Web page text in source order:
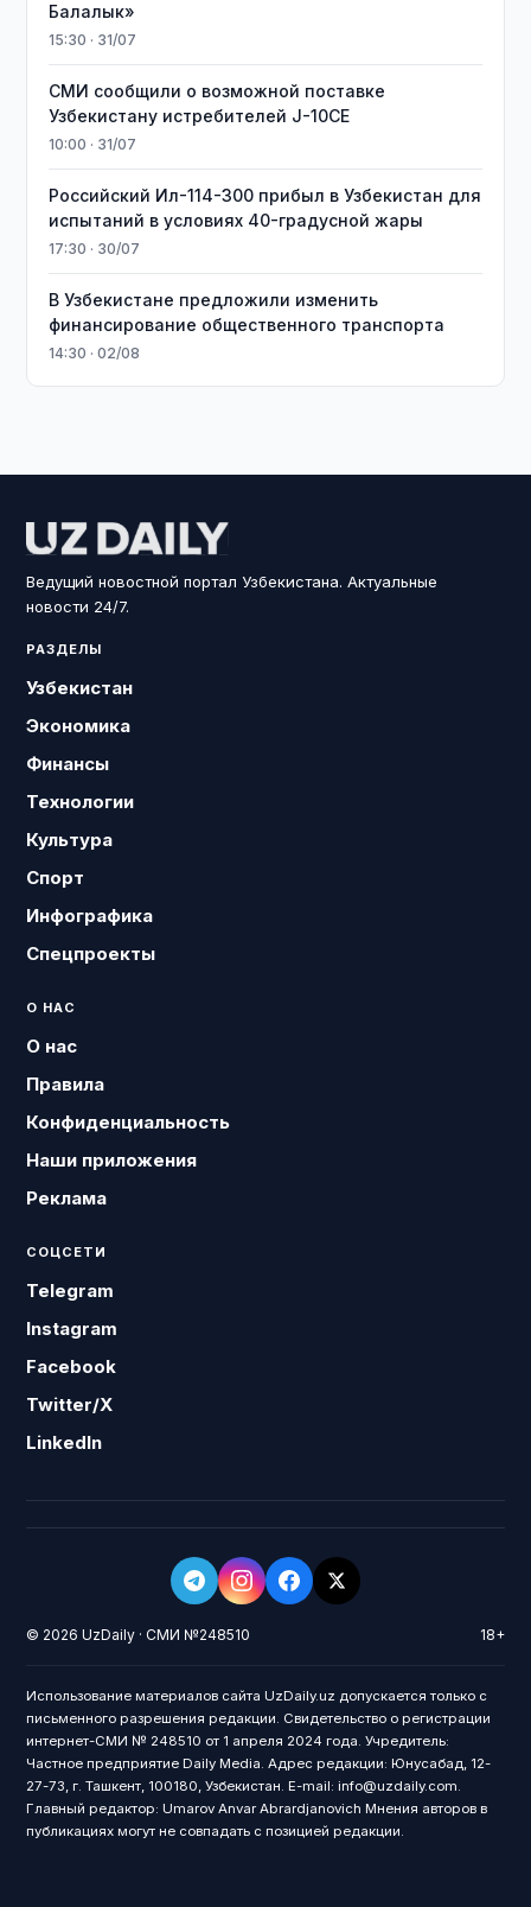
Балалык»
15:30 · 31/07
СМИ сообщили о возможной поставке
Узбекистану истребителей J-10CE
10:00 · 31/07
Российский Ил-114-300 прибыл в Узбекистан для
испытаний в условиях 40-градусной жары
17:30 · 30/07
В Узбекистане предложили изменить
финансирование общественного транспорта
14:30 · 02/08
Ведущий новостной портал Узбекистана. Актуальные
новости 24/7.
РАЗДЕЛЫ
Узбекистан
Экономика
Финансы
Технологии
Культура
Спорт
Инфографика
Спецпроекты
О НАС
О нас
Правила
Конфиденциальность
Наши приложения
Реклама
СОЦСЕТИ
Telegram
Instagram
Facebook
Twitter/X
LinkedIn
© 2026 UzDaily · СМИ №248510 18+
Использование материалов сайта UzDaily.uz допускается только с
письменного разрешения редакции. Свидетельство о регистрации
интернет-СМИ № 248510 от 1 апреля 2024 года. Учредитель:
Частное предприятие Daily Media. Адрес редакции: Юнусабад, 12-
27-73, г. Ташкент, 100180, Узбекистан. E-mail: info@uzdaily.com.
Главный редактор: Umarov Anvar Abrardjanovich Мнения авторов в
публикациях могут не совпадать с позицией редакции.